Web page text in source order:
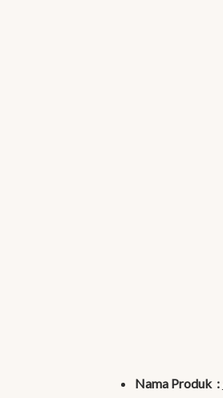
Nama Produk :